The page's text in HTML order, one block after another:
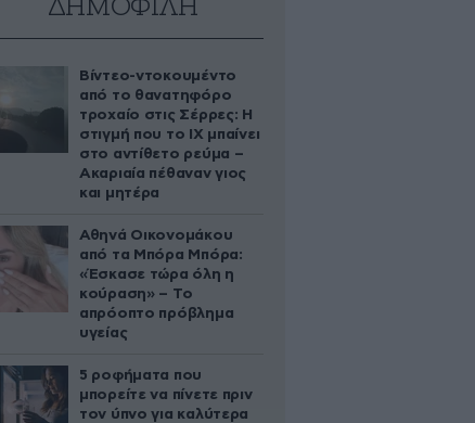
ΔΗΜΟΦΙΛΗ
Βίντεο-ντοκουμέντο
από το θανατηφόρο
τροχαίο στις Σέρρες: Η
στιγμή που το ΙΧ μπαίνει
στο αντίθετο ρεύμα –
Ακαριαία πέθαναν γιος
και μητέρα
Αθηνά Οικονομάκου
από τα Μπόρα Μπόρα:
«Έσκασε τώρα όλη η
κούραση» – Το
απρόοπτο πρόβλημα
υγείας
5 ροφήματα που
μπορείτε να πίνετε πριν
τον ύπνο για καλύτερα